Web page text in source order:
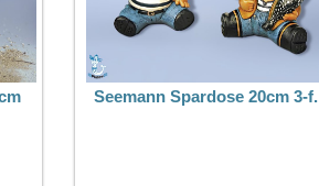
Seemann Spardose 20cm 3-f.